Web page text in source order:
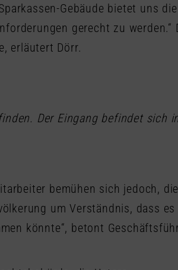
Gebäude bietet uns die
gerecht zu werden.“
erläutert Dörr.
Der Eingang befindet sich
bemühen sich jedoch, die
um Verständnis, dass es
könnte“, betont